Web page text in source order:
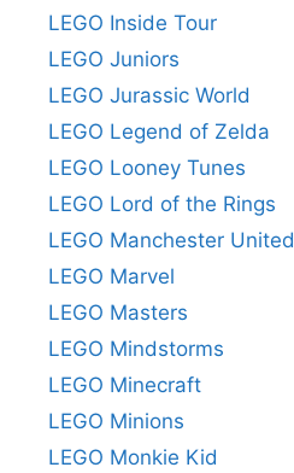
LEGO Inside Tour
LEGO Juniors
LEGO Jurassic World
LEGO Legend of Zelda
LEGO Looney Tunes
LEGO Lord of the Rings
LEGO Manchester United
LEGO Marvel
LEGO Masters
LEGO Mindstorms
LEGO Minecraft
LEGO Minions
LEGO Monkie Kid